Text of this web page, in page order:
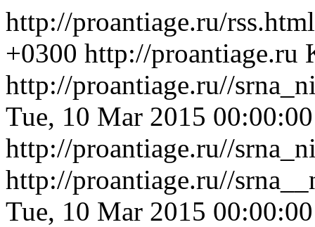
http://proantiage.ru/
+0300 http://proantiage.ru
http://proantiage.ru//
Tue, 10 Mar 2015
http://proantiage.ru//
http://proantiage.ru//
Tue, 10 Mar 2015